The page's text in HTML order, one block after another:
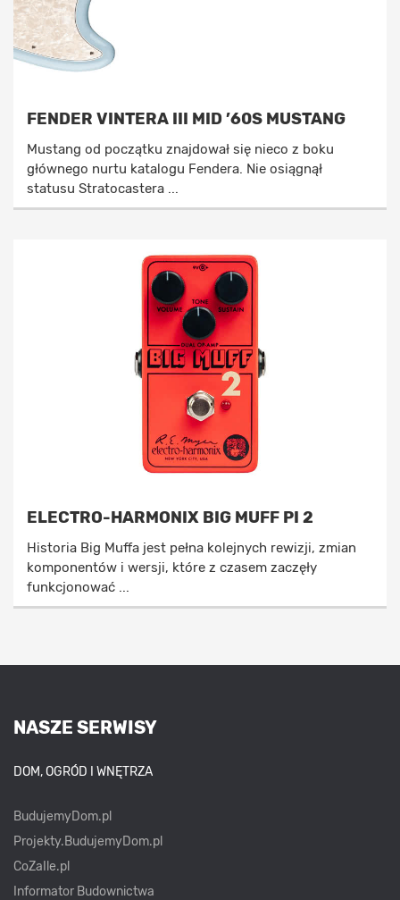
FENDER VINTERA III MID ’60S MUSTANG
Mustang od początku znajdował się nieco z boku
głównego nurtu katalogu Fendera. Nie osiągnął
statusu Stratocastera ...
ELECTRO-HARMONIX BIG MUFF PI 2
Historia Big Muffa jest pełna kolejnych rewizji, zmian
komponentów i wersji, które z czasem zaczęły
funkcjonować ...
NASZE SERWISY
DOM, OGRÓD I WNĘTRZA
BudujemyDom.pl
Projekty.BudujemyDom.pl
CoZaIle.pl
Informator Budownictwa